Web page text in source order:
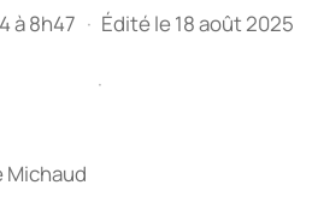
à 8h47 · Édité le 18 août 2025
Michaud
·